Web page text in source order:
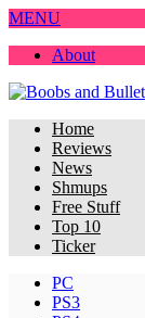
MENU
About
Home
Reviews
News
Shmups
Free Stuff
Top 10
Ticker
PC
PS3